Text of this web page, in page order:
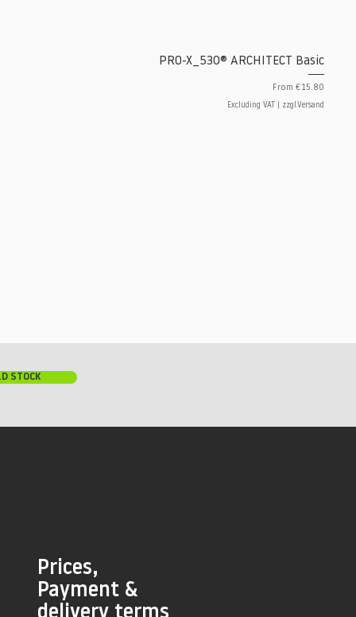
PRO-X_530® ARCHITECT Basic
From €15.80
Sale Price
Excluding VAT zzgl.Versand
Prices,
Payment &
STOCK